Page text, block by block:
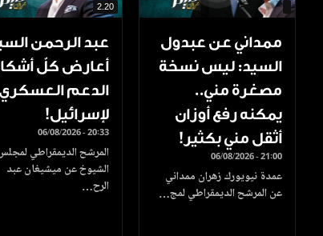
ممداني عن عبدول
السيد: ليس نسخة
مصغرة مني..
يمكنه رفع أوزان
أثقل مني بكثير!
06/08/2026 - 21:00
عمدة نيويورك زهران ممداني
عن المرشح الديمقراطي لمج…
2.20
عبد الرحمن
أعارض كلّ
الدعم العسكري
لإسرائيل!
06/08/2026 - 20:33
المرشح الديمقراطي
الشيوخ عن ميشيغان عبد
الرح…